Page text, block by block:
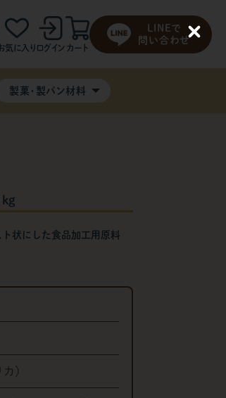
気に入り ログイン カート
LINEで
問い合わせ
製菓・製パン材料
状にした食品加工用原料
）
C
l